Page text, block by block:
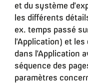
et du système
les différents
ex. temps passé
l’Application) et
dans l’Application
séquence des
paramètres